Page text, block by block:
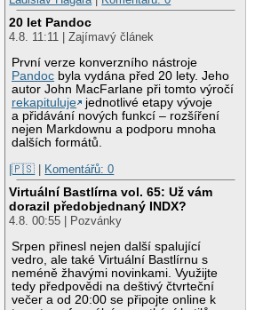
20 let Pandoc
4.8. 11:11 | Zajímavý článek
První verze konverzního nástroje
Pandoc byla vydána před 20 lety. Jeho
autor John MacFarlane při tomto výročí
rekapituluje
jednotlivé etapy vývoje
a přidávání nových funkcí – rozšíření
nejen Markdownu a podporu mnoha
dalších formátů.
|🇵🇸 | Komentářů: 0
Virtuální Bastlírna vol. 65: Už vám
dorazil předobjednaný INDX?
4.8. 00:55 | Pozvánky
Srpen přinesl nejen další spalující
vedro, ale také Virtuální Bastlírnu s
neméně žhavými novinkami. Využijte
tedy předpovědi na deštivý čtvrteční
večer a od 20:00 se připojte online k